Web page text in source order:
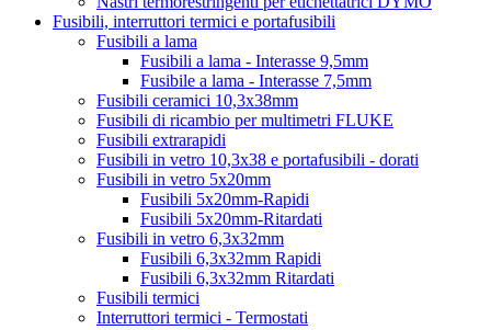
Fusibili, interruttori termici e portafusibili
Fusibili a lama
Fusibili a lama - Interasse 9,5mm
Fusibile a lama - Interasse 7,5mm
Fusibili ceramici 10,3x38mm
Fusibili di ricambio per multimetri FLUKE
Fusibili extrarapidi
Fusibili in vetro 10,3x38 e portafusibili - dorati
Fusibili in vetro 5x20mm
Fusibili 5x20mm-Rapidi
Fusibili 5x20mm-Ritardati
Fusibili in vetro 6,3x32mm
Fusibili 6,3x32mm Rapidi
Fusibili 6,3x32mm Ritardati
Fusibili termici
Interruttori termici - Termostati